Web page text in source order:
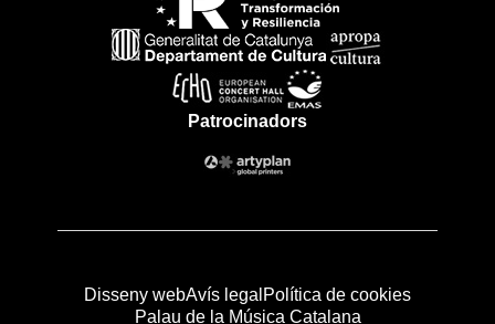
Patrocinadors
Disseny webAvís legal Política de cookies
Palau de la Música Catalana